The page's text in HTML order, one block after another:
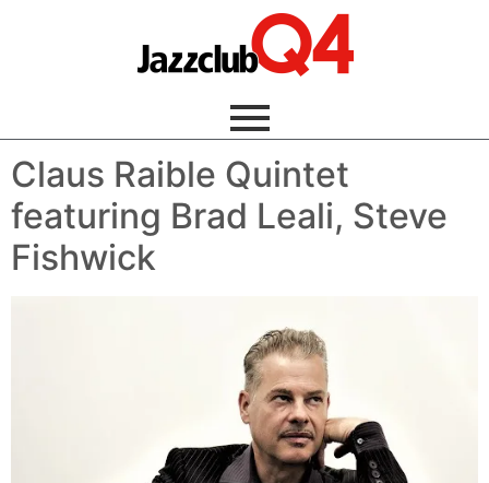
Claus Raible Quintet
featuring Brad Leali, Steve
Fishwick